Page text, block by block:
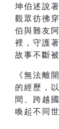
坤伯述說
觀眾彷彿
伯與難友
裡，守護
故事不斷
《無法離
的經歷，
間、跨越
喚起不同